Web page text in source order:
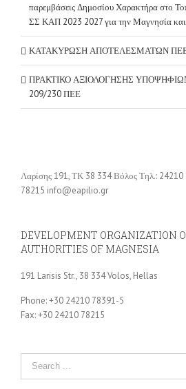
παρεμβάσεις Δημοσίου Χαρακτήρα στο
ΣΣ ΚΑΠ 2023 2027 για την Μαγνησία και
ΚΑΤΑΚΥΡΩΣΗ ΑΠΟΤΕΛΕΣΜΑΤΩΝ ΠΕΕ
ΠΡΑΚΤΙΚΟ ΑΞΙΟΛΟΓΗΣΗΣ
209/230 ΠΕΕ
Λαρίσης 191, ΤΚ 38 334 Βόλος Τηλ.:
78215 info@eapilio.gr
DEVELOPMENT ORGANIZATION
AUTHORITIES OF MAGNESIA
191 Larisis Str., 38 334 Volos, Hellas
Phone: +30 24210 78391-5
Fax: +30 24210 78215